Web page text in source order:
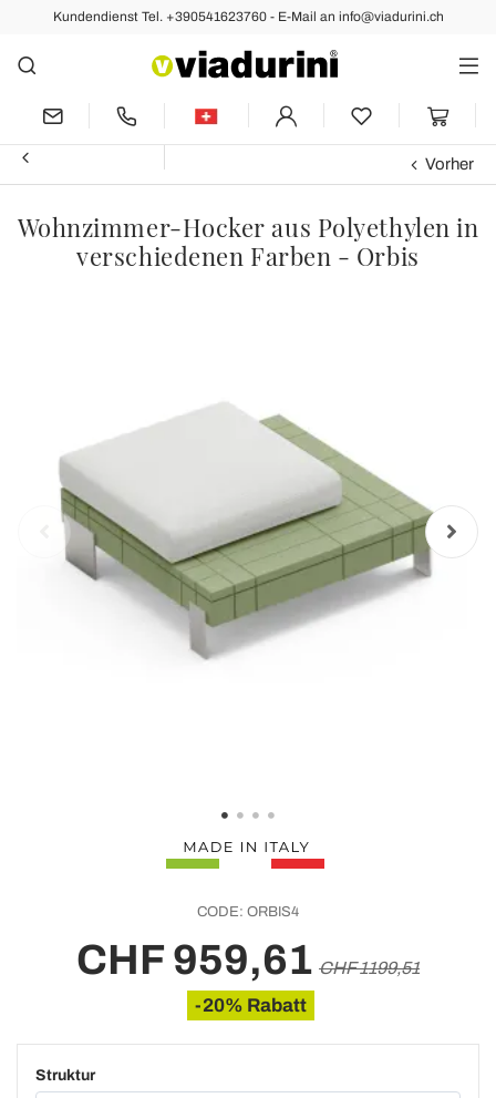
Kundendienst Tel. +390541623760 - E-Mail an info@viadurini.ch
Vorher
Wohnzimmer-Hocker aus Polyethylen in
verschiedenen Farben - Orbis
CODE: ORBIS4
CHF 959,61 CHF 1199,51
-20% Rabatt
Struktur